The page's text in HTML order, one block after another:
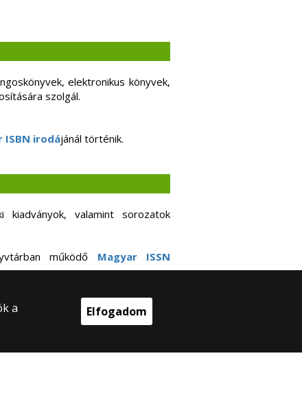
elektronikus könyvek,
szolgál.
ISBN irodájánál történik.
valamint sorozatok
működő Magyar ISSN
a
Elfogadom